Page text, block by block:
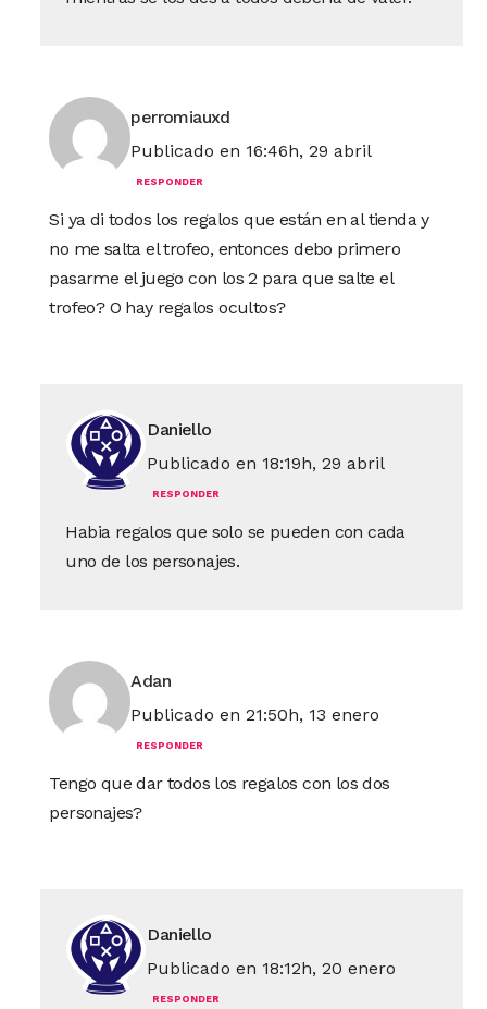
perromiauxd
Publicado en 16:46h, 29 abril
RESPONDER
Si ya di todos los regalos que están en al tienda y
no me salta el trofeo, entonces debo primero
pasarme el juego con los 2 para que salte el
trofeo? O hay regalos ocultos?
Daniello
Publicado en 18:19h, 29 abril
RESPONDER
Habia regalos que solo se pueden con cada
uno de los personajes.
Adan
Publicado en 21:50h, 13 enero
RESPONDER
Tengo que dar todos los regalos con los dos
personajes?
Daniello
Publicado en 18:12h, 20 enero
RESPONDER